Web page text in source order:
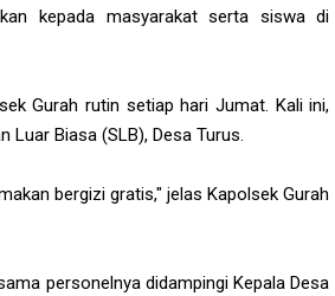
kepada masyarakat serta siswa di
Gurah rutin setiap hari Jumat. Kali ini,
Luar Biasa (SLB), Desa Turus.
bergizi gratis," jelas Kapolsek Gurah
personelnya didampingi Kepala Desa